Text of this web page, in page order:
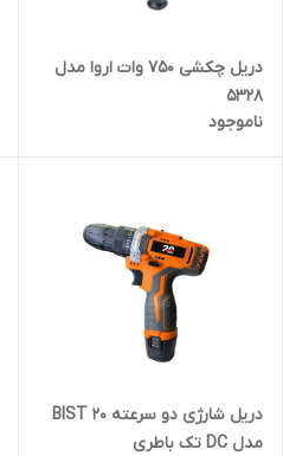
دریل چکشی 750 وات اروا مدل
5328
ناموجود
دریل شارژی دو سرعته BIST 20
مدل DC تک باطری